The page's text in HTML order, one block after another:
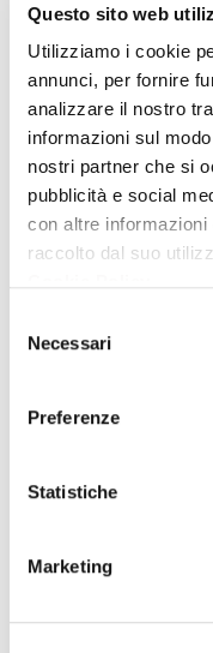
Questo sito web
Utilizziamo i cookie
annunci, per fornire
analizzare il nostro
informazioni sul
nostri partner che si
pubblicità e social
con altre
raccolto dal suo
delNecessari
Preferenze
Statistiche
Marketing
21/09/
L'immaginario
Dalla storia alla
Marc Augé
Festival
Dopo
Giacomo
Verso